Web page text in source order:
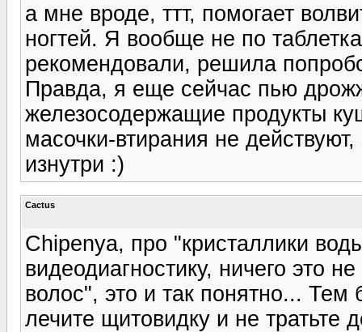
а мне вроде, ттт, помогает
ногтей. Я вообще не по
рекомендовали, решила
Правда, я еще сейчас пью
железосодержащие продукты
масочки-втирания не
изнутри :)
Cactus
Chipenya, про "кристаллики
видеодиагностику, ничего это
волос", это и так понятно...
лечите щитовидку и не тратьте